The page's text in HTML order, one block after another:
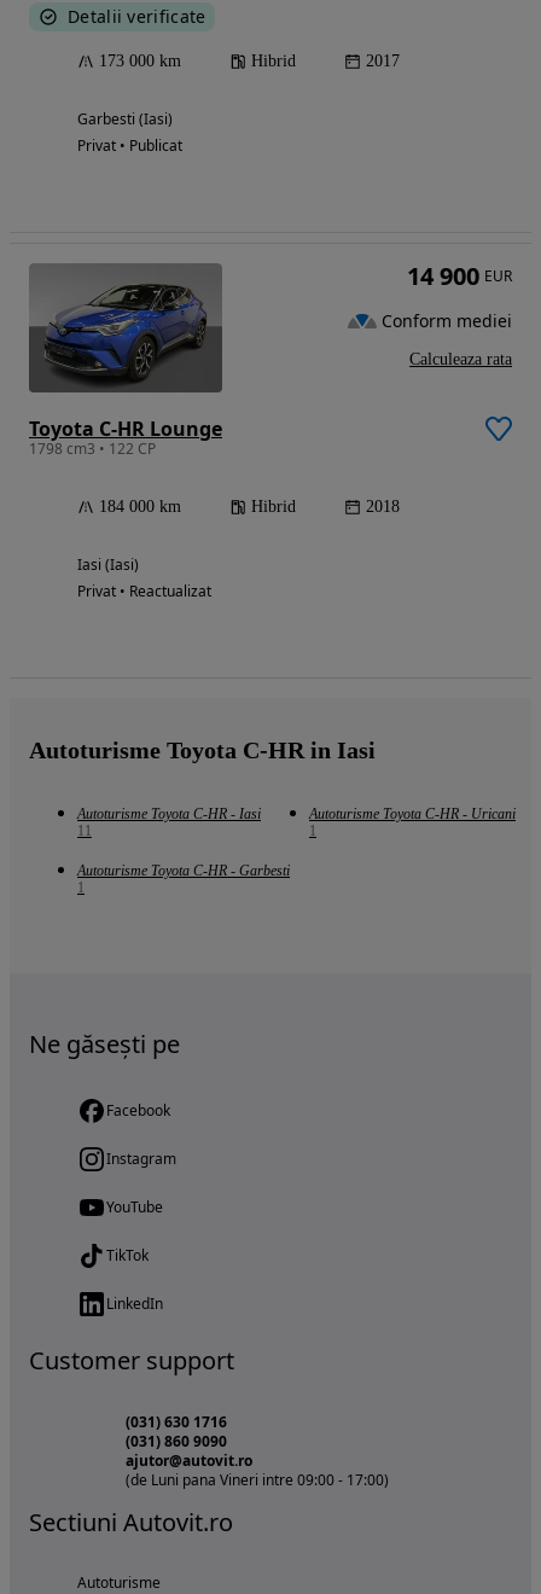
Detalii verificate
173 000 km Hibrid 2017
Garbesti (Iasi)
Privat • Publicat
Toyota C-HR Lounge
1798 cm3 • 122 CP
184 000 km Hibrid 2018
Iasi (Iasi)
Privat • Reactualizat
14 900 EUR
Conform mediei
Calculeaza rata
Autoturisme Toyota C-HR in Iasi
Autoturisme Toyota C-HR - Iasi
11
Autoturisme Toyota C-HR - Uricani
1
Autoturisme Toyota C-HR - Garbesti
1
Ne găsești pe
Facebook
Instagram
YouTube
TikTok
LinkedIn
Customer support
(031) 630 1716
(031) 860 9090
ajutor@autovit.ro
(de Luni pana Vineri intre 09:00 - 17:00)
Sectiuni Autovit.ro
Autoturisme